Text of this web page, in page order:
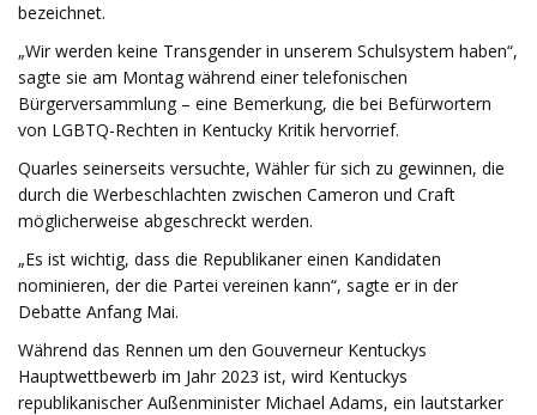
bezeichnet.
„Wir werden keine Transgender in unserem Schulsystem haben“,
sagte sie am Montag während einer telefonischen
Bürgerversammlung – eine Bemerkung, die bei Befürwortern
von LGBTQ-Rechten in Kentucky Kritik hervorrief.
Quarles seinerseits versuchte, Wähler für sich zu gewinnen, die
durch die Werbeschlachten zwischen Cameron und Craft
möglicherweise abgeschreckt werden.
„Es ist wichtig, dass die Republikaner einen Kandidaten
nominieren, der die Partei vereinen kann“, sagte er in der
Debatte Anfang Mai.
Während das Rennen um den Gouverneur Kentuckys
Hauptwettbewerb im Jahr 2023 ist, wird Kentuckys
republikanischer Außenminister Michael Adams, ein lautstarker